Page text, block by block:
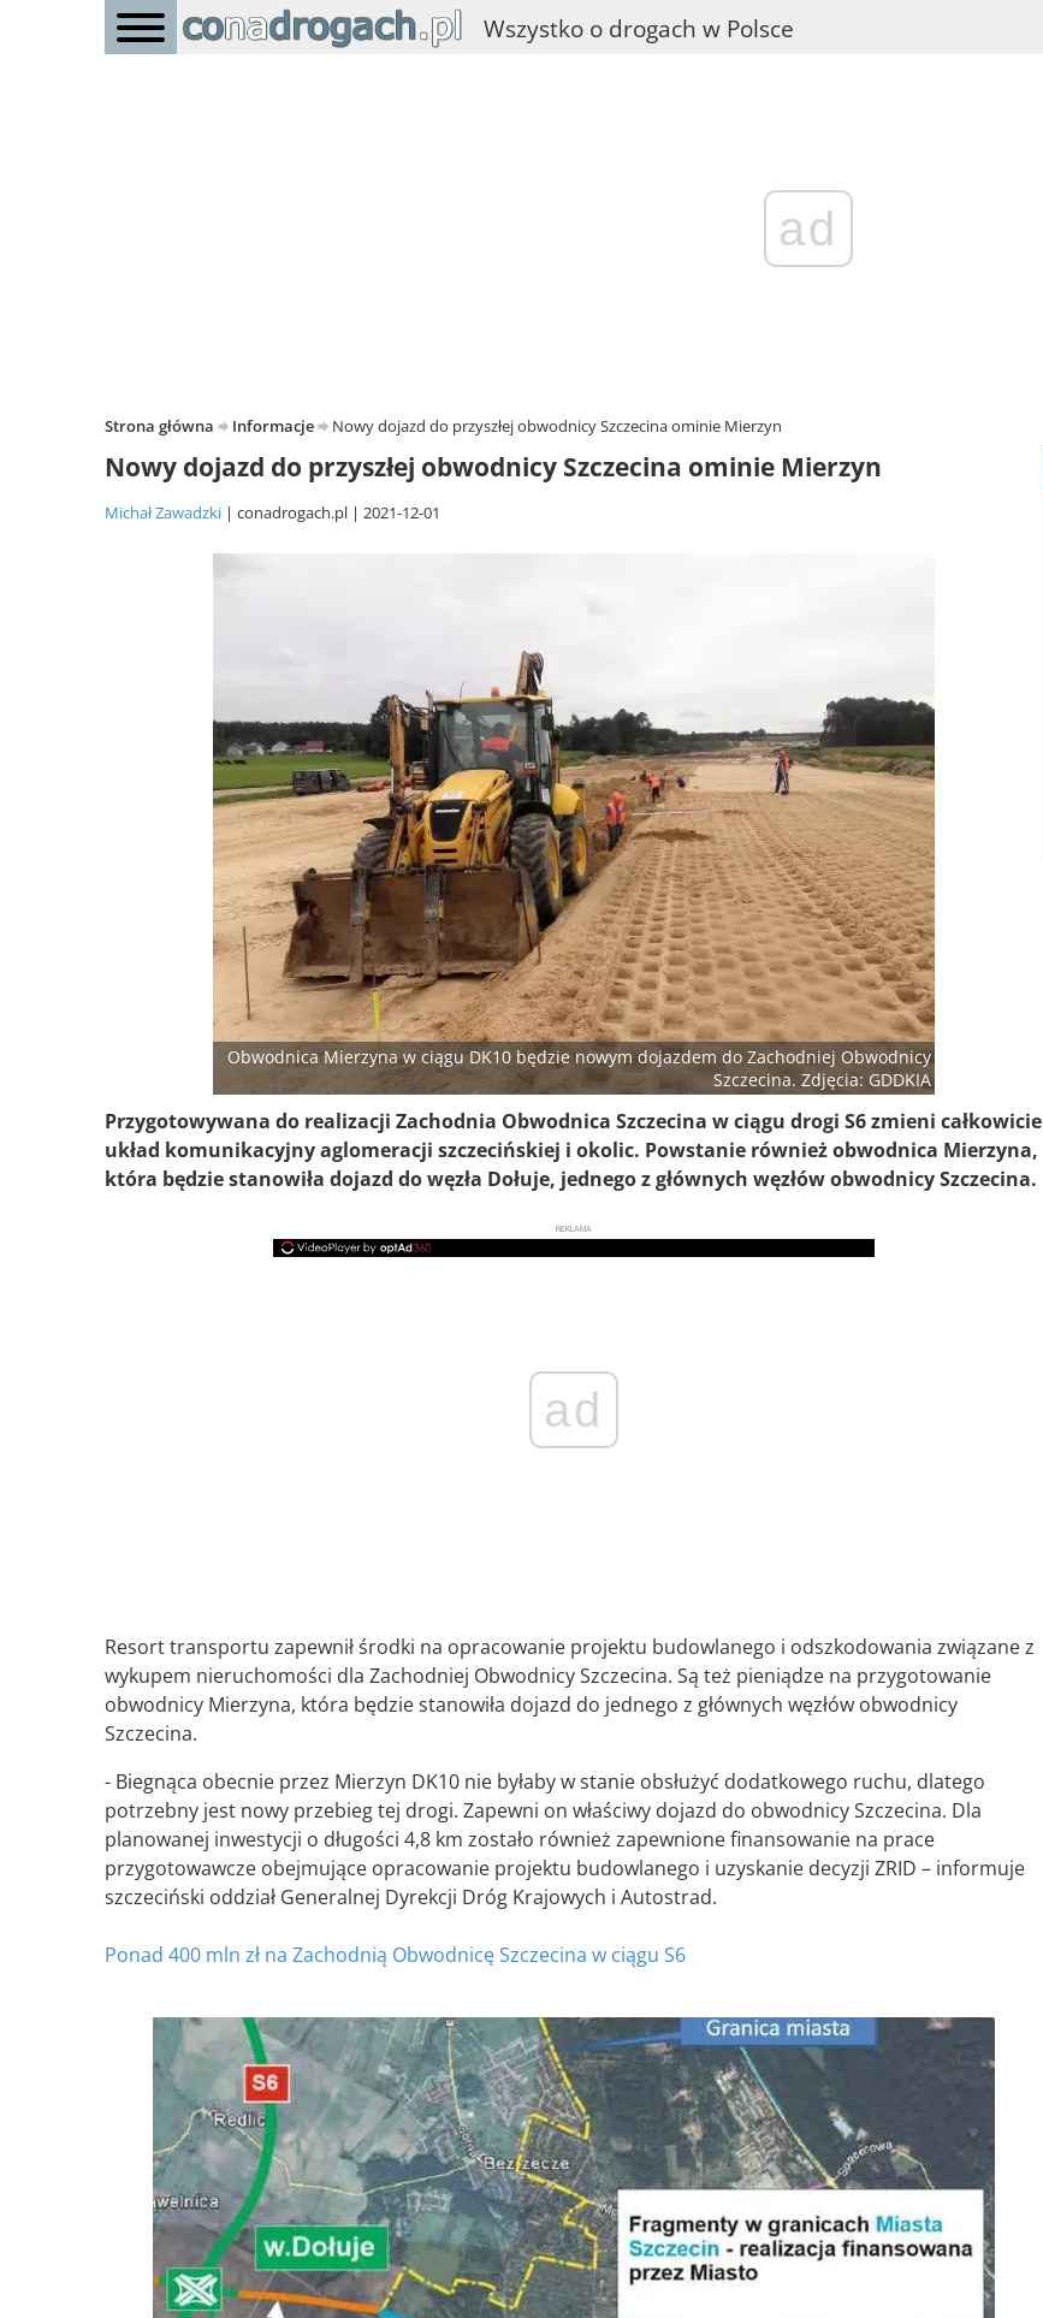
Wszystko o drogach w Polsce
ad
Strona główna Informacje Nowy dojazd do przyszłej obwodnicy Szczecina ominie Mierzyn
Nowy dojazd do przyszłej obwodnicy Szczecina ominie Mierzyn
Michał Zawadzki conadrogach.pl 2021-12-01
Obwodnica Mierzyna w ciągu DK10 będzie nowym dojazdem do Zachodniej Obwodnicy
Szczecina. Zdjęcia: GDDKIA
Przygotowywana do realizacji Zachodnia Obwodnica Szczecina w ciągu drogi S6 zmieni całkowicie
układ komunikacyjny aglomeracji szczecińskiej i okolic. Powstanie również obwodnica Mierzyna,
która będzie stanowiła dojazd do węzła Dołuje, jednego z głównych węzłów obwodnicy Szczecina.
REKLAMA
ad
Resort transportu zapewnił środki na opracowanie projektu budowlanego i odszkodowania związane z
wykupem nieruchomości dla Zachodniej Obwodnicy Szczecina. Są też pieniądze na przygotowanie
obwodnicy Mierzyna, która będzie stanowiła dojazd do jednego z głównych węzłów obwodnicy
Szczecina.
- Biegnąca obecnie przez Mierzyn DK10 nie byłaby w stanie obsłużyć dodatkowego ruchu, dlatego
potrzebny jest nowy przebieg tej drogi. Zapewni on właściwy dojazd do obwodnicy Szczecina. Dla
planowanej inwestycji o długości 4,8 km zostało również zapewnione finansowanie na prace
przygotowawcze obejmujące opracowanie projektu budowlanego i uzyskanie decyzji ZRID – informuje
szczeciński oddział Generalnej Dyrekcji Dróg Krajowych i Autostrad.
Ponad 400 mln zł na Zachodnią Obwodnicę Szczecina w ciągu S6